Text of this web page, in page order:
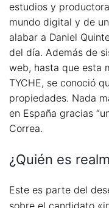
estudios y
mundo digital y de
alabar a Daniel
del día. Además de
web, hasta que esta
TYCHE, se conoció
propiedades. Nada
en España gracias
Correa.
¿Quién es
Este es parte del
sobre el candidato